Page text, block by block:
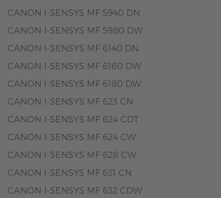
CANON I-SENSYS MF 5940 DN
CANON I-SENSYS MF 5980 DW
CANON I-SENSYS MF 6140 DN
CANON I-SENSYS MF 6160 DW
CANON I-SENSYS MF 6180 DW
CANON I-SENSYS MF 623 CN
CANON I-SENSYS MF 624 CDT
CANON I-SENSYS MF 624 CW
CANON I-SENSYS MF 628 CW
CANON I-SENSYS MF 631 CN
CANON I-SENSYS MF 632 CDW